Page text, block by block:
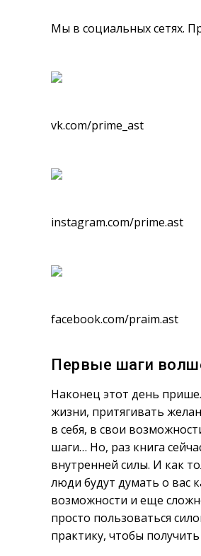
Мы в социальных сетях.
vk.com/prime_ast
instagram.com/prime.ast
facebook.com/praim.ast
Первые шаги
Наконец этот день
жизни, притягивать
в себя, в свои
шаги… Но, раз книга
внутренней силы. И как
люди будут думать о вас
возможности и еще
просто пользоваться
практику, чтобы